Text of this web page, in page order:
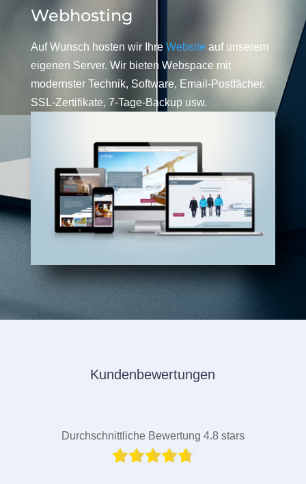
Webhosting
Auf Wunsch hosten wir Ihre Website auf unserem
eigenen Server. Wir bieten Webspace mit
modernster Technik, Software, Email-Postfächer,
SSL-Zertifikate, 7-Tage-Backup usw.
Kundenbewertungen
Durchschnittliche Bewertung 4.8 stars